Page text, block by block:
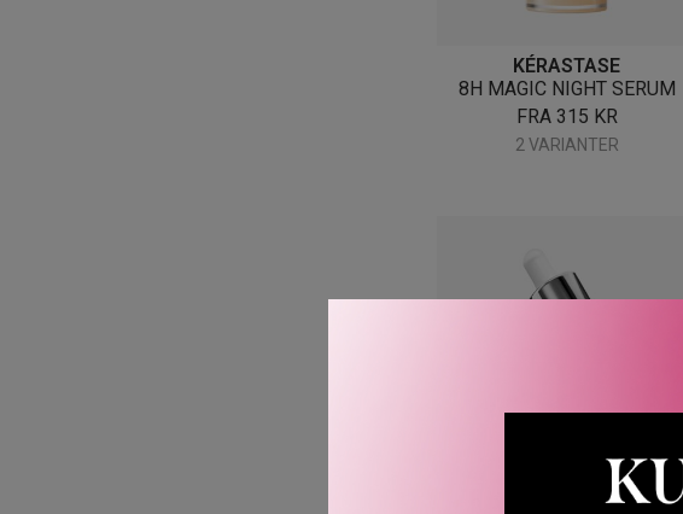
KÉRASTASE
8H MAGIC NIGHT SERUM
FRA 315 KR
2 VARIANTER